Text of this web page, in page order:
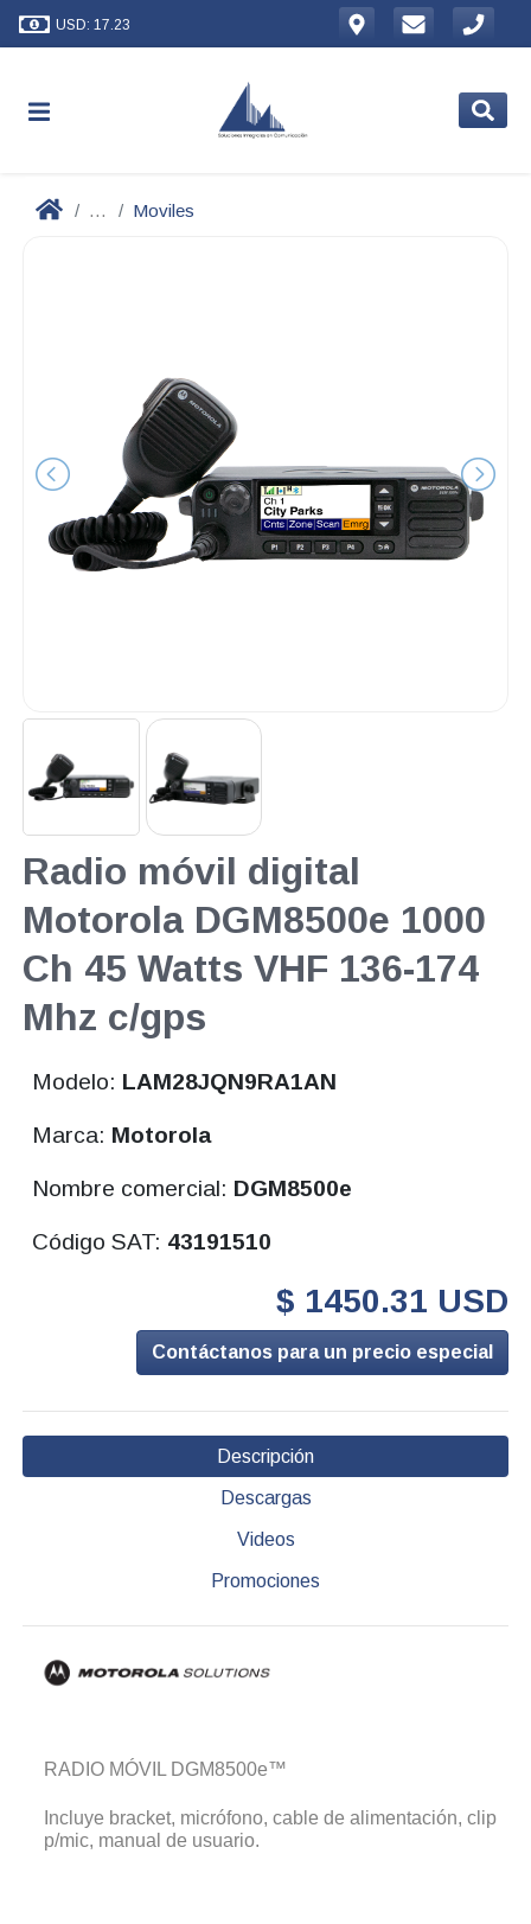
USD: 17.23
... Moviles
Radio móvil digital
Motorola DGM8500e 1000
Ch 45 Watts VHF 136-174
Mhz c/gps
Modelo: LAM28JQN9RA1AN
Marca: Motorola
Nombre comercial: DGM8500e
Código SAT: 43191510
$ 1450.31 USD
Contáctanos para un precio especial
Descripción
Descargas
Videos
Promociones
RADIO MÓVIL DGM8500e™
Incluye bracket, micrófono, cable de alimentación, clip
p/mic, manual de usuario.